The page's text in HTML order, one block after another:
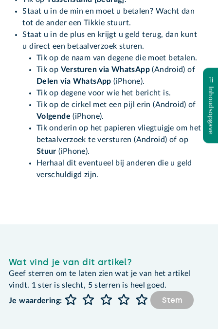
Staat u in de min en moet u betalen? Wacht dan
tot de ander een Tikkie stuurt.
Staat u in de plus en krijgt u geld terug, dan kunt
u direct een betaalverzoek sturen.
Tik op de naam van degene die moet betalen.
Tik op Versturen via WhatsApp(Android) of
Delen via WhatsApp (iPhone).
Tik op degene voor wie het bericht is.
Tik op de cirkel met een pijl erin (Android) of
Volgende (iPhone).
Tik onderin op het papieren vliegtuigje om het
betaalverzoek te versturen (Android) of op
Stuur (iPhone).
Herhaal dit eventueel bij anderen die u geld
verschuldigd zijn.
Inhoudsopgave
Wat vind je van dit artikel?
Geef sterren om te laten zien wat je van het artikel
vindt. 1 ster is slecht, 5 sterren is heel goed.
Je waardering:
Stem